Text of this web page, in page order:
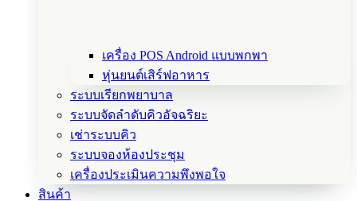
เครื่อง POS Android แบบพกพา
หุ่นยนต์เสิร์ฟอาหาร
ระบบเรียกพยาบาล
ระบบจัดลำดับคิวอัจฉริยะ
เช่าระบบคิว
ระบบจองห้องประชุม
เครื่องประเมินความพึงพอใจ
สินค้า